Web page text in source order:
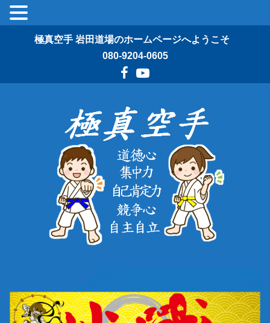
極真空手 岩田道場のホームページへようこそ
080-9204-0605